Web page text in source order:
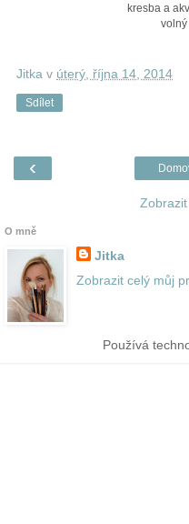
kresba a
Jitka v úterý, října 14, 2014
Sdílet
‹
O mně
Jitka
Zobrazit celý můj
Používá